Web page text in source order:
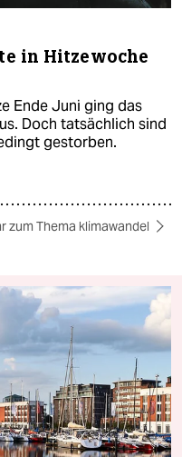
in Hitzewoche
Ende Juni ging das
Doch tatsächlich sind
gestorben.
zum Thema klimawandel